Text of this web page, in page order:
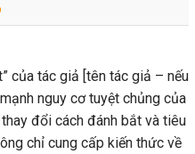
của tác giả [tên tác giả – nếu
nguy cơ tuyệt chủng của
đổi cách đánh bắt và tiêu
chỉ cung cấp kiến thức về